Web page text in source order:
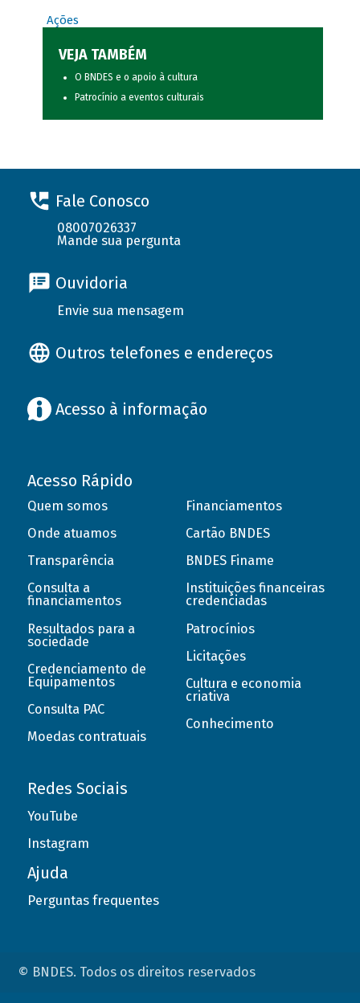
Ações
VEJA TAMBÉM
O BNDES e o apoio à cultura
Patrocínio a eventos culturais
Fale Conosco
08007026337
Mande sua pergunta
Ouvidoria
Envie sua mensagem
Outros telefones e endereços
Acesso à informação
Acesso Rápido
Quem somos
Onde atuamos
Transparência
Consulta a
financiamentos
Resultados para a
sociedade
Credenciamento de
Equipamentos
Consulta PAC
Moedas contratuais
Financiamentos
Cartão BNDES
BNDES Finame
Instituições financeiras
credenciadas
Patrocínios
Licitações
Cultura e economia
criativa
Conhecimento
Redes Sociais
YouTube
Instagram
Ajuda
Perguntas frequentes
© BNDES. Todos os direitos reservados